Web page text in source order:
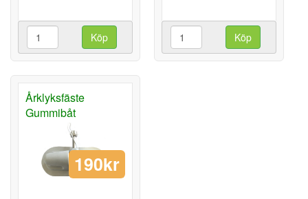
Köp Köp
Årklyksfäste
Gummibåt
190kr